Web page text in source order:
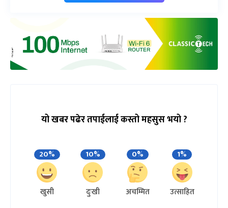
यो खबर पढेर तपाईलाई कस्तो महसुस भयो ?
20%
खुसी
10%
दुःखी
0%
अचम्मित
1%
उत्साहित